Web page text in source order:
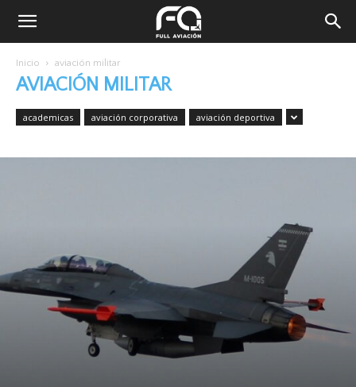
Inicio aviación militar
AVIACIÓN MILITAR
academicas aviación corporativa aviación deportiva